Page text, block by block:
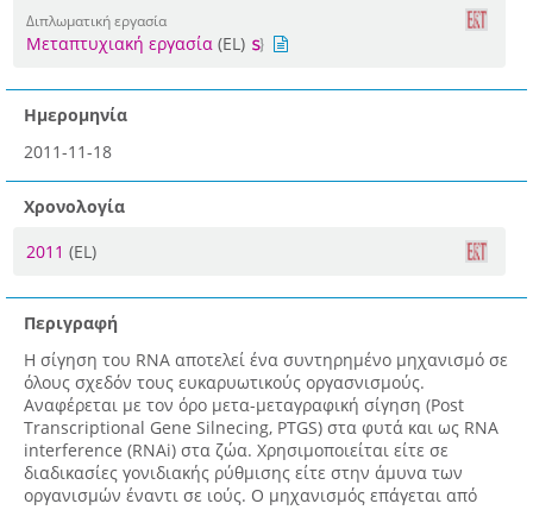
Διπλωματική εργασία
Μεταπτυχιακή εργασία (EL)
Ημερομηνία
2011-11-18
Χρονολογία
2011 (EL)
Περιγραφή
Η σίγηση του RNA αποτελεί ένα συντηρημένο μηχανισμό σε
όλους σχεδόν τους ευκαρυωτικούς οργασνισμούς.
Αναφέρεται με τον όρο μετα-μεταγραφική σίγηση (Post
Transcriptional Gene Silnecing, PTGS) στα φυτά και ως RNA
interference (RNAi) στα ζώα. Χρησιμοποιείται είτε σε
διαδικασίες γονιδιακής ρύθμισης είτε στην άμυνα των
οργανισμών έναντι σε ιούς. Ο μηχανισμός επάγεται από